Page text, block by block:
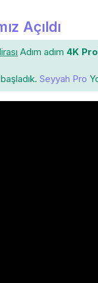
Açıldı
Adım adım 4K
Seyyah Pro